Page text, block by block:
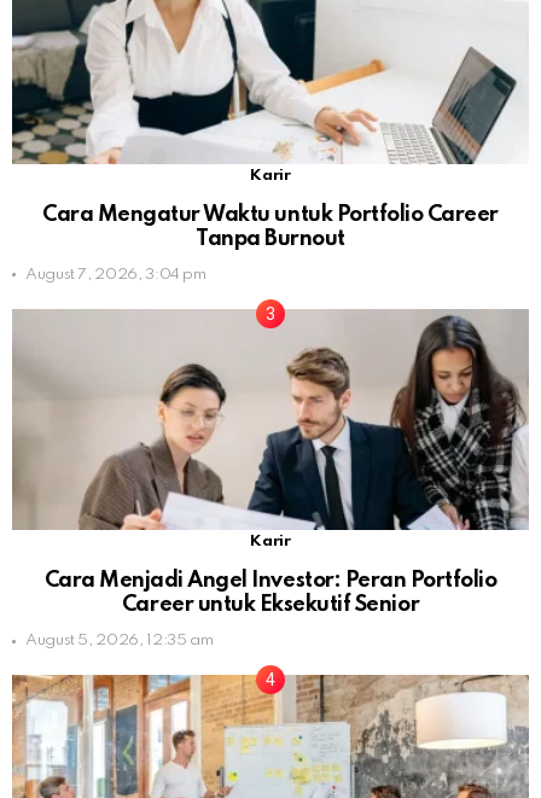
Karir
Cara Mengatur Waktu untuk Portfolio Career
Tanpa Burnout
August 7, 2026, 3:04 pm
Karir
Cara Menjadi Angel Investor: Peran Portfolio
Career untuk Eksekutif Senior
August 5, 2026, 12:35 am